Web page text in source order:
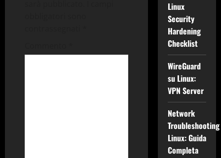
Linux
Security
Hardening
Checklist
WireGuard
su Linux:
VPN Server
Network
Troubleshooting
Linux: Guida
Completa